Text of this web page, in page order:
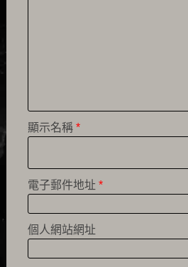
顯示名稱 *
電子郵件地址 *
個人網站網址